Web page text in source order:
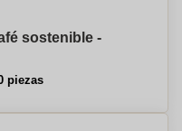
sostenible -
piezas